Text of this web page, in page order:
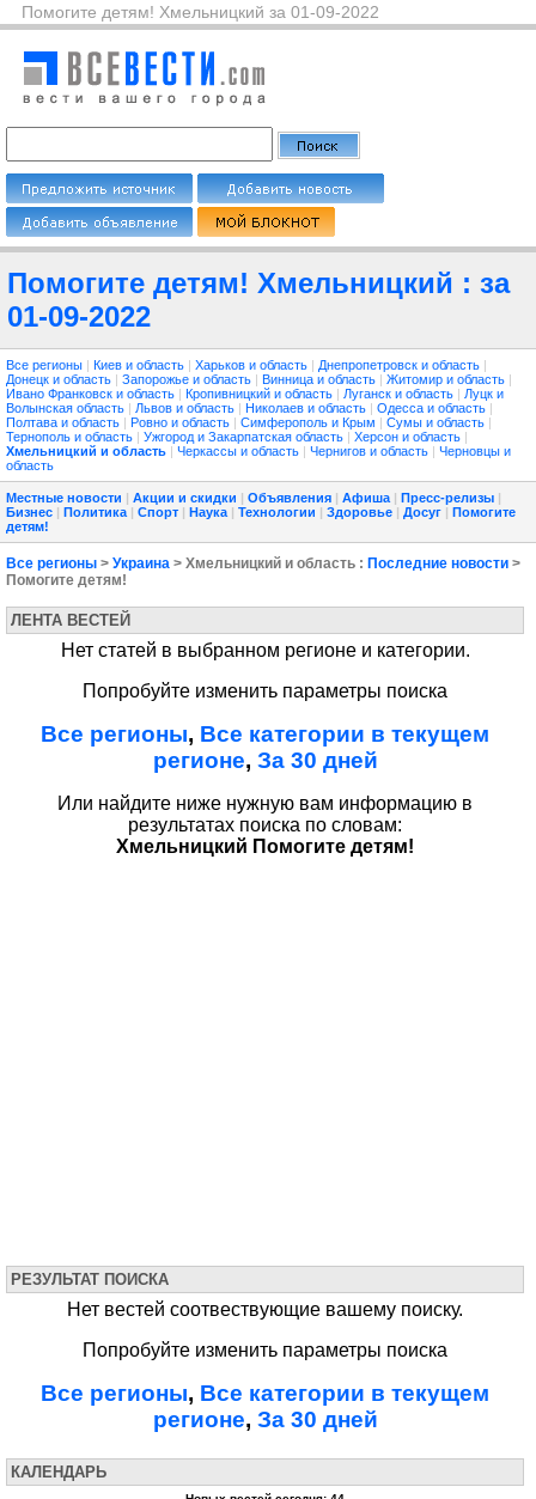
Помогите детям! Хмельницкий за 01-09-2022
Помогите детям! Хмельницкий : за
01-09-2022
Все регионы | Киев и область | Харьков и область | Днепропетровск и область |
Донецк и область | Запорожье и область | Винница и область | Житомир и область |
Ивано Франковск и область | Кропивницкий и область | Луганск и область | Луцк и
Волынская область | Львов и область | Николаев и область | Одесса и область |
Полтава и область | Ровно и область | Симферополь и Крым | Сумы и область |
Тернополь и область | Ужгород и Закарпатская область | Херсон и область |
Хмельницкий и область | Черкассы и область | Чернигов и область | Черновцы и
область
Местные новости | Акции и скидки | Объявления | Афиша | Пресс-релизы |
Бизнес | Политика | Спорт | Наука | Технологии | Здоровье | Досуг | Помогите
детям!
Все регионы > Украина > Хмельницкий и область : Последние новости >
Помогите детям!
ЛЕНТА ВЕСТЕЙ
Нет статей в выбранном регионе и категории.
Попробуйте изменить параметры поиска
Все регионы, Все категории в текущем
регионе, За 30 дней
Или найдите ниже нужную вам информацию в
результатах поиска по словам:
Хмельницкий Помогите детям!
РЕЗУЛЬТАТ ПОИСКА
Нет вестей соотвествующие вашему поиску.
Попробуйте изменить параметры поиска
Все регионы, Все категории в текущем
регионе, За 30 дней
КАЛЕНДАРЬ